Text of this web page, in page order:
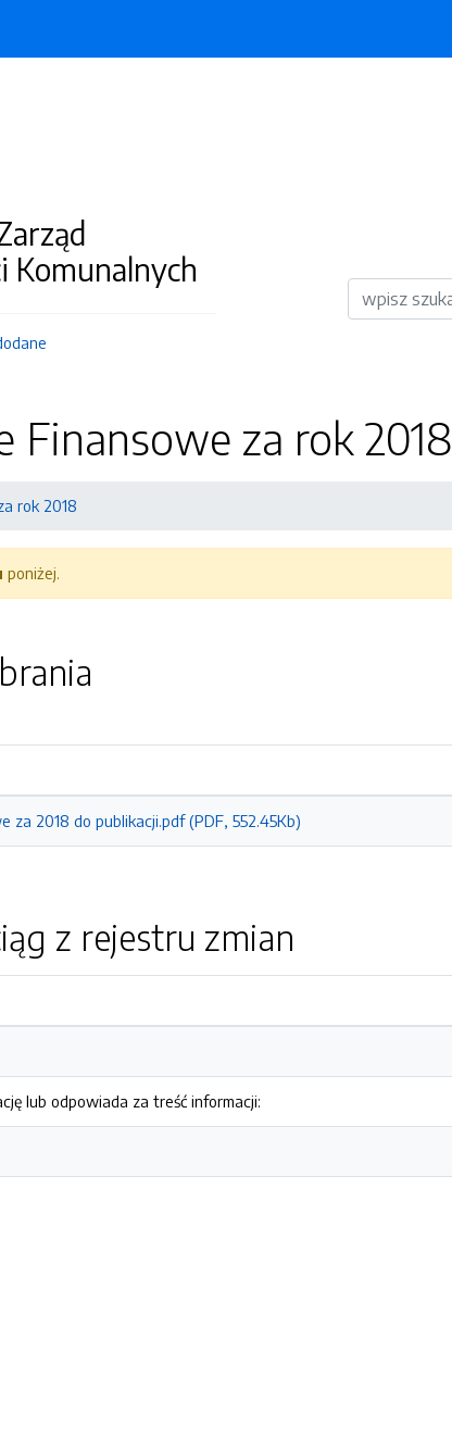
Komunalnych
Wyszukiwarka
Finansowe za rok 2018
rok 2018
poniżej.
za 2018 do publikacji.pdf (PDF, 552.45Kb)
z rejestru zmian
lub odpowiada za treść informacji: